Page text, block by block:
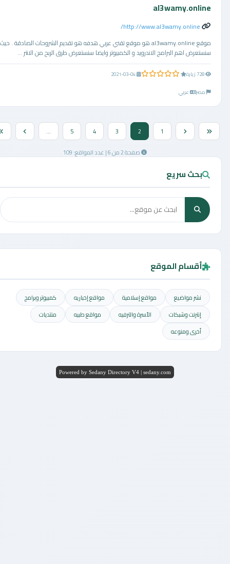
al3wamy.online
http://www.al3wamy.online/
موقع al3wamy.online هو موقع تقني عربي هدفه هو تقديم الشروحات الصادقة . حيث
سنستعرض اهم البرامج الاندرويد و الكمبيوتر وايضا سنستعرض طرق الربح من الانتر ...
0.0 من 5 نجوم
2021-03-04
مصر
عربي
صفحة 2 من 6 | عدد المواقع: 109
بحث سريع
أقسام الموقع
نشر مواضيع مواقع إسلامية مواقع إخباريه
كمبيوتر وبرامج
إنترنت وشبكات
الأسرة والترفيه مواقع طبيه
منتديات
أخرى ومنوعه
Powered by Sedany Directory V4 | sedany.com